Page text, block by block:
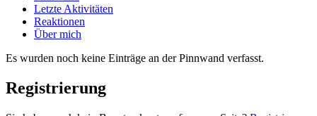
Letzte Aktivitäten
Reaktionen
Über mich
Es wurden noch keine Einträge an der Pinnwand verfasst.
Registrierung